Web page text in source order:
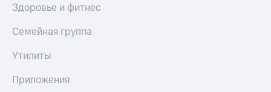
Здоровье и фитнес
Семейная группа
Утилиты
Приложения